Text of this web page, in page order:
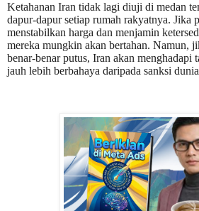
Ketahanan Iran tidak lagi diuji di medan
dapur-dapur setiap rumah rakyatnya. Jika
menstabilkan harga dan menjamin
mereka mungkin akan bertahan. Namun,
benar-benar putus, Iran akan menghadapi
jauh lebih berbahaya daripada sanksi